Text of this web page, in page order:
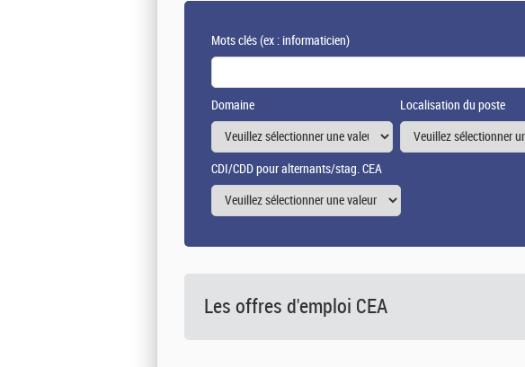
Mots clés(ex : informaticien)
Domaine Localisation du poste
CDI/CDD pour alternants/stag. CEA
Les offres d'emploi CEA